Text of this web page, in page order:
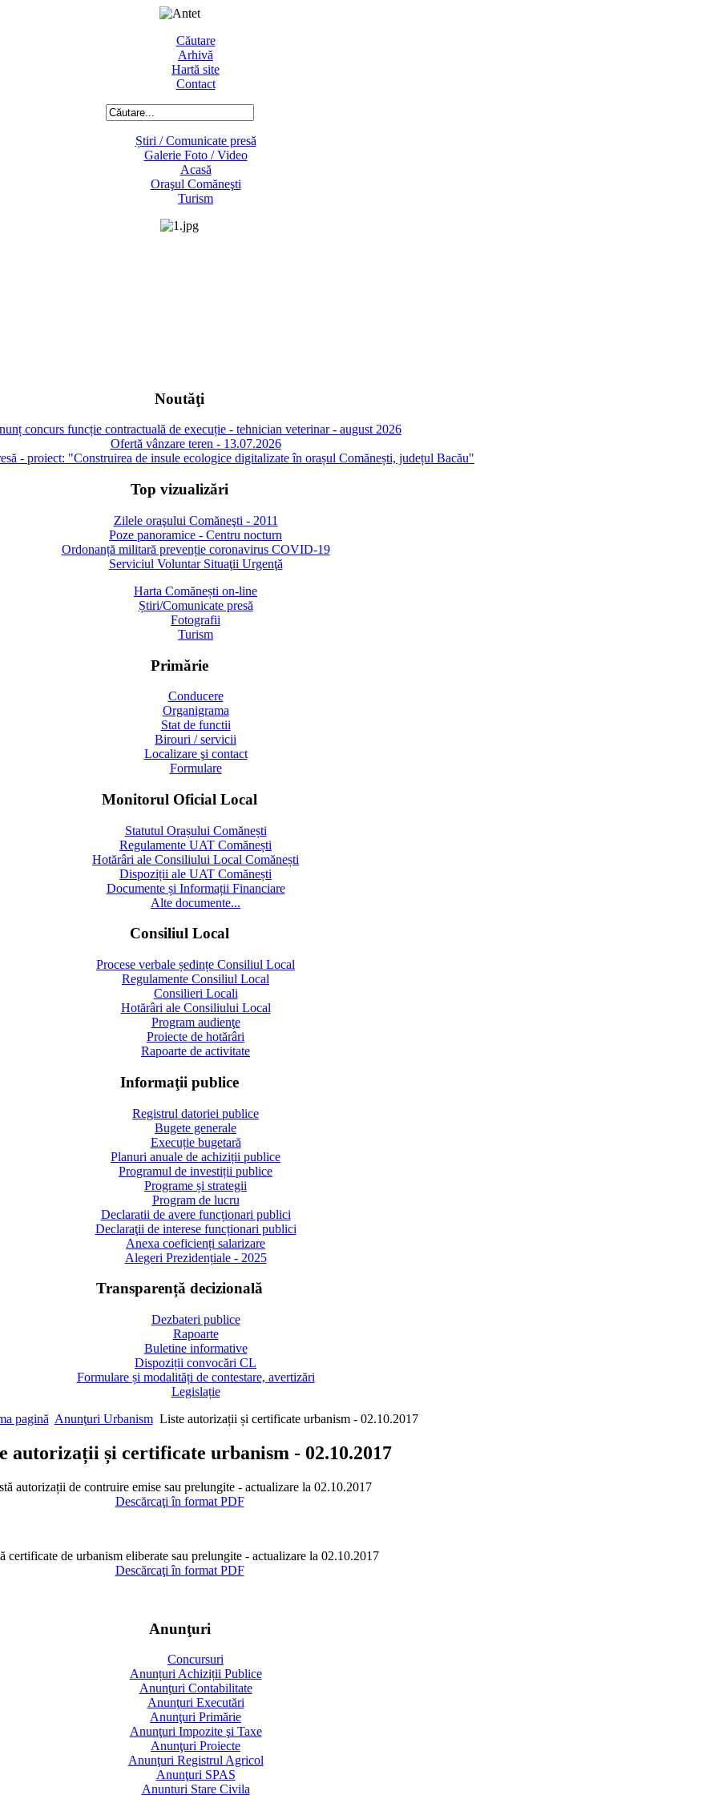
Căutare
Arhivă
Hartă site
Contact
Știri / Comunicate presă
Galerie Foto / Video
Acasă
Oraşul Comăneşti
Turism
Noutăţi
concurs funcție contractuală de execuție - tehnician veterinar - august 2026
Ofertă vânzare teren - 13.07.2026
- proiect: "Construirea de insule ecologice digitalizate în orașul Comănești, județul Bacău"
Top vizualizări
Zilele oraşului Comăneşti - 2011
Poze panoramice - Centru nocturn
Ordonanță militară prevenție coronavirus COVID-19
Serviciul Voluntar Situaţii Urgenţă
Harta Comănești on-line
Știri/Comunicate presă
Fotografii
Turism
Primărie
Conducere
Organigrama
Stat de functii
Birouri / servicii
Localizare şi contact
Formulare
Monitorul Oficial Local
Statutul Orașului Comănești
Regulamente UAT Comănești
Hotărâri ale Consiliului Local Comănești
Dispoziții ale UAT Comănești
Documente și Informații Financiare
Alte documente...
Consiliul Local
Procese verbale ședințe Consiliul Local
Regulamente Consiliul Local
Consilieri Locali
Hotărâri ale Consiliului Local
Program audienţe
Proiecte de hotărâri
Rapoarte de activitate
Informaţii publice
Registrul datoriei publice
Bugete generale
Execuție bugetară
Planuri anuale de achiziții publice
Programul de investiții publice
Programe și strategii
Program de lucru
Declaratii de avere funcționari publici
Declaraţii de interese funcționari publici
Anexa coeficienți salarizare
Alegeri Prezidențiale - 2025
Transparență decizională
Dezbateri publice
Rapoarte
Buletine informative
Dispoziții convocări CL
Formulare și modalități de contestare, avertizări
Legislație
pagină Anunţuri Urbanism Liste autorizații și certificate urbanism - 02.10.2017
autorizații și certificate urbanism - 02.10.2017
autorizații de contruire emise sau prelungite - actualizare la 02.10.2017
Descărcaţi în format PDF
certificate de urbanism eliberate sau prelungite - actualizare la 02.10.2017
Descărcaţi în format PDF
Anunţuri
Concursuri
Anunțuri Achiziții Publice
Anunţuri Contabilitate
Anunţuri Executări
Anunţuri Primărie
Anunţuri Impozite şi Taxe
Anunţuri Proiecte
Anunţuri Registrul Agricol
Anunţuri SPAS
Anunturi Stare Civila